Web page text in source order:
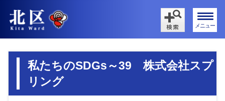
メニュー
私たちのSDGs～39 株式会社スプ
リング